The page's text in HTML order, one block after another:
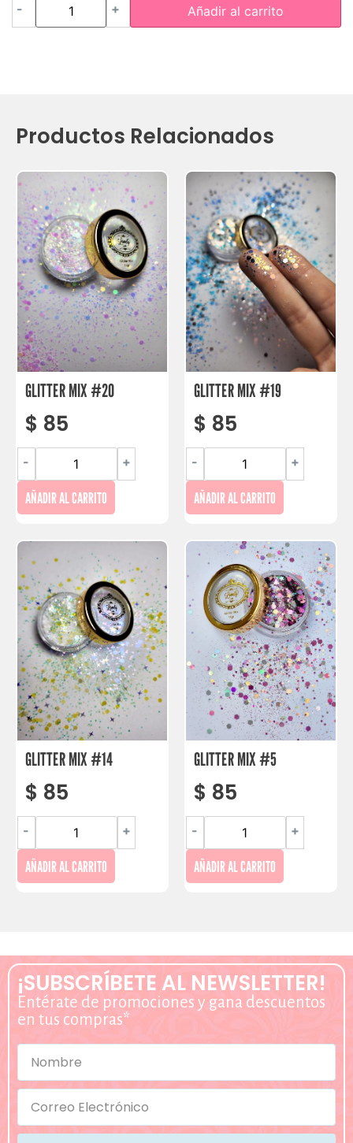
- + Añadir al carrito
Productos Relacionados
GLITTER MIX #20
$ 85
- +
AÑADIR AL CARRITO
GLITTER MIX #19
$ 85
- +
AÑADIR AL CARRITO
GLITTER MIX #14
$ 85
- +
AÑADIR AL CARRITO
GLITTER MIX #5
$ 85
- +
AÑADIR AL CARRITO
¡SUBSCRÍBETE AL NEWSLETTER!
Entérate de promociones y gana descuentos
en tus compras*